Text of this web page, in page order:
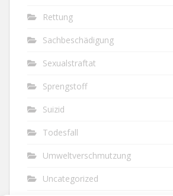
Rettung
Sachbeschädigung
Sexualstraftat
Sprengstoff
Suizid
Todesfall
Umweltverschmutzung
Uncategorized